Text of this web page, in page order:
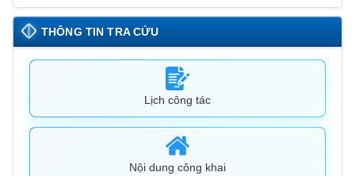
THÔNG TIN TRA CỨU
Lịch công tác
Nội dung công khai